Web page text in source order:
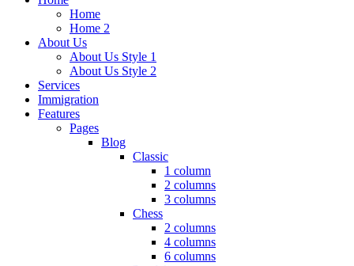
Home
Home 2
About Us
About Us Style 1
About Us Style 2
Services
Immigration
Features
Pages
Blog
Classic
1 column
2 columns
3 columns
Chess
2 columns
4 columns
6 columns